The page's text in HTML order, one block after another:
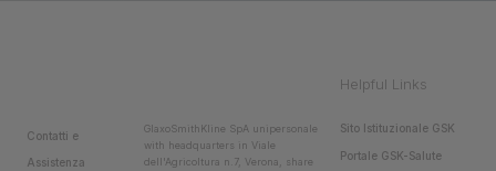
Helpful Links
Contatti e
Assistenza
GlaxoSmithKline SpA unipersonale
with headquarters in Viale
dell'Agricoltura n.7, Verona, share
Sito Istituzionale GSK
Portale GSK-Salute